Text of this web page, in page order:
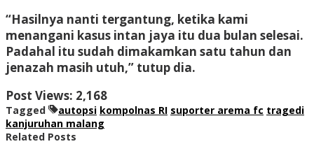
“Hasilnya nanti tergantung, ketika kami
menangani kasus intan jaya itu dua bulan selesai.
Padahal itu sudah dimakamkan satu tahun dan
jenazah masih utuh,” tutup dia.
Post Views: 2,168
Tagged autopsi kompolnas RI suporter arema fc tragedi
kanjuruhan malang
Related Posts